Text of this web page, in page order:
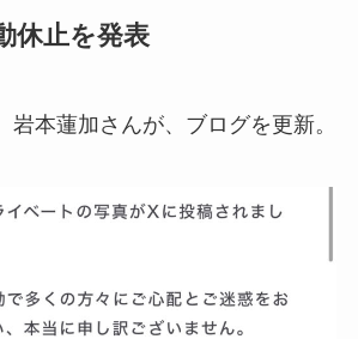
休止を発表
岩本蓮加さんが、ブログを更新。